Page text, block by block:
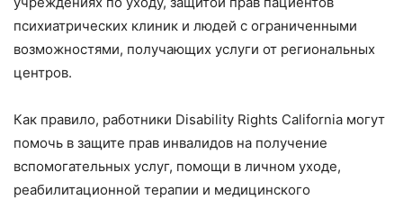
психиатрических клиник и людей с ограниченными
возможностями, получающих услуги от региональных
центров.
Как правило, работники Disability Rights California могут
помочь в защите прав инвалидов на получение
вспомогательных услуг, помощи в личном уходе,
реабилитационной терапии и медицинского